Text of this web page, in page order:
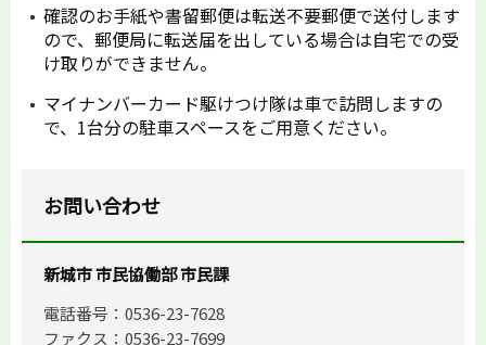
確認のお手紙や書留郵便は転送不要郵便で送付します
ので、郵便局に転送届を出している場合は自宅での受
け取りができません。
マイナンバーカード駆けつけ隊は車で訪問しますの
で、1台分の駐車スペースをご用意ください。
お問い合わせ
新城市 市民協働部 市民課
電話番号：0536-23-7628
ファクス：0536-23-7699